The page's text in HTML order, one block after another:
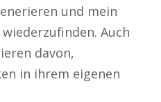
und mein
Auch
davon,
in ihrem eigenen